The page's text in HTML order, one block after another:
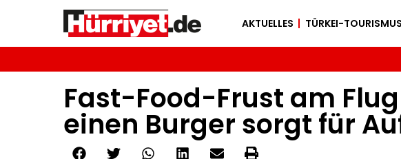
AKTUELLES TÜRKEI-TOURISMUS
Fast-Food-Frust am
einen Burger sorgt für